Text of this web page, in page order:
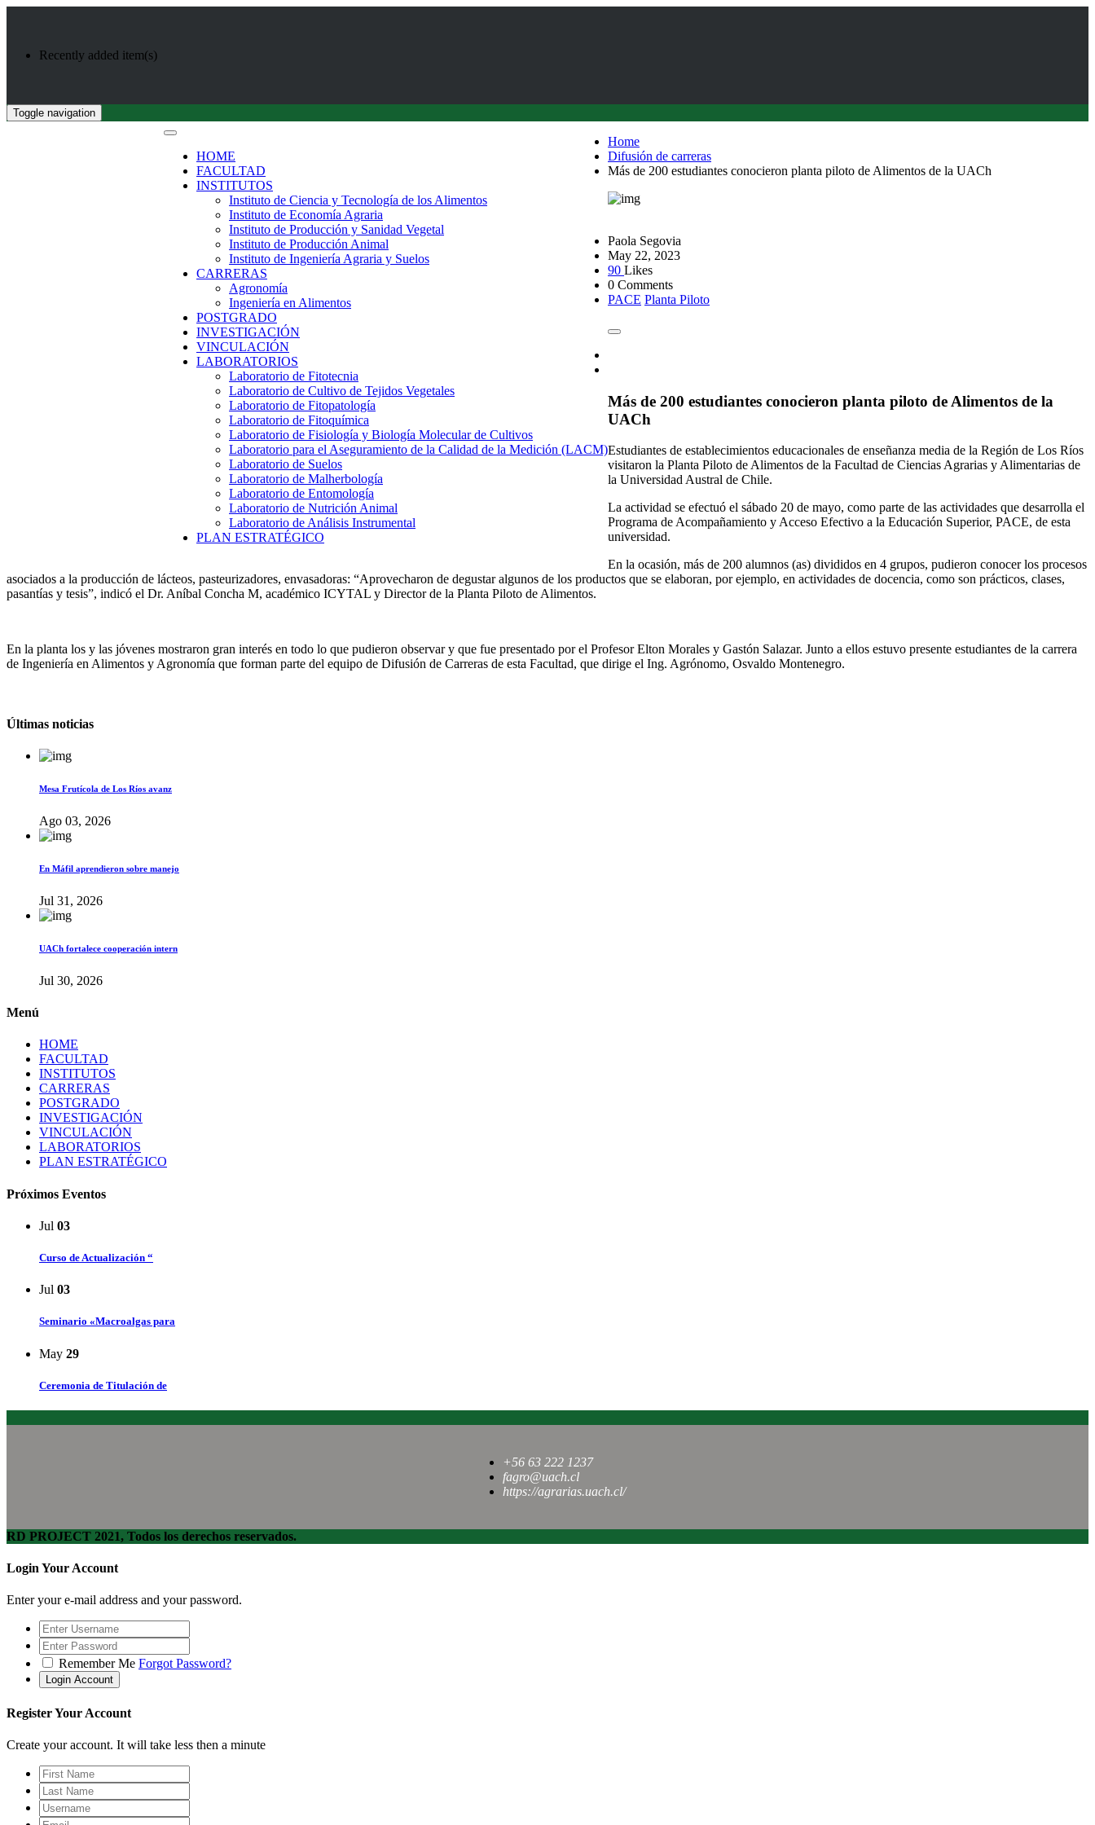
Recently added item(s)
Toggle navigation
HOME
FACULTAD
INSTITUTOS
Instituto de Ciencia y Tecnología de los Alimentos
Instituto de Economía Agraria
Instituto de Producción y Sanidad Vegetal
Instituto de Producción Animal
Instituto de Ingeniería Agraria y Suelos
CARRERAS
Agronomía
Ingeniería en Alimentos
POSTGRADO
INVESTIGACIÓN
VINCULACIÓN
LABORATORIOS
Laboratorio de Fitotecnia
Laboratorio de Cultivo de Tejidos Vegetales
Laboratorio de Fitopatología
Laboratorio de Fitoquímica
Laboratorio de Fisiología y Biología Molecular de Cultivos
Laboratorio para el Aseguramiento de la Calidad de la Medición (LACM)
Laboratorio de Suelos
Laboratorio de Malherbología
Laboratorio de Entomología
Laboratorio de Nutrición Animal
Laboratorio de Análisis Instrumental
PLAN ESTRATÉGICO
Home
Difusión de carreras
Más de 200 estudiantes conocieron planta piloto de Alimentos de la UACh
Paola Segovia
May 22, 2023
90 Likes
0 Comments
PACE Planta Piloto
Más de 200 estudiantes conocieron planta piloto de Alimentos de la
UACh
Estudiantes de establecimientos educacionales de enseñanza media de la Región de Los Ríos
visitaron la Planta Piloto de Alimentos de la Facultad de Ciencias Agrarias y Alimentarias de
la Universidad Austral de Chile.
La actividad se efectuó el sábado 20 de mayo, como parte de las actividades que desarrolla el
Programa de Acompañamiento y Acceso Efectivo a la Educación Superior, PACE, de esta
universidad.
En la ocasión, más de 200 alumnos (as) divididos en 4 grupos, pudieron conocer los procesos
asociados a la producción de lácteos, pasteurizadores, envasadoras: “Aprovecharon de degustar algunos de los productos que se elaboran, por ejemplo, en actividades de docencia, como son prácticos, clases,
pasantías y tesis”, indicó el Dr. Aníbal Concha M, académico ICYTAL y Director de la Planta Piloto de Alimentos.
En la planta los y las jóvenes mostraron gran interés en todo lo que pudieron observar y que fue presentado por el Profesor Elton Morales y Gastón Salazar. Junto a ellos estuvo presente estudiantes de la carrera
de Ingeniería en Alimentos y Agronomía que forman parte del equipo de Difusión de Carreras de esta Facultad, que dirige el Ing. Agrónomo, Osvaldo Montenegro.
Últimas noticias
Mesa Frutícola de Los Ríos avanz
Ago 03, 2026
En Máfil aprendieron sobre manejo
Jul 31, 2026
UACh fortalece cooperación intern
Jul 30, 2026
Menú
HOME
FACULTAD
INSTITUTOS
CARRERAS
POSTGRADO
INVESTIGACIÓN
VINCULACIÓN
LABORATORIOS
PLAN ESTRATÉGICO
Próximos Eventos
Jul 03
Curso de Actualización “
Jul 03
Seminario «Macroalgas para
May 29
Ceremonia de Titulación de
+56 63 222 1237
fagro@uach.cl
https://agrarias.uach.cl/
RD PROJECT 2021, Todos los derechos reservados.
Login Your Account
Enter your e-mail address and your password.
Remember Me Forgot Password?
Register Your Account
Create your account. It will take less then a minute